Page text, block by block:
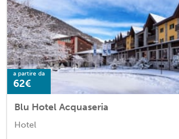
a partire da
62€
Blu Hotel Acquaseria
Hotel